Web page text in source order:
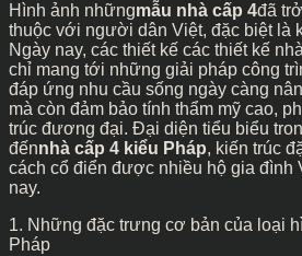
Hình ảnh nhữngmẫu nhà cấp 4đã
thuộc với người dân Việt, đặc biệt là
Ngày nay, các thiết kế các thiết kế
chỉ mang tới những giải pháp công
đáp ứng nhu cầu sống ngày càng
mà còn đảm bảo tính thẩm mỹ cao,
trúc đương đại. Đại diện tiểu biểu
đếnnhà cấp 4 kiểu Pháp, kiến trúc
cách cổ điển được nhiều hộ gia đình
nay.
1. Những đặc trưng cơ bản của loại
Pháp